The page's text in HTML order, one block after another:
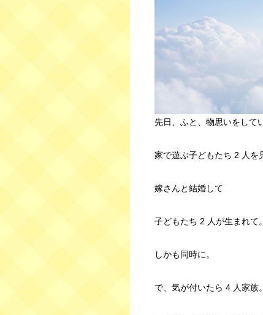
先日、ふと、物思いをして
家で遊ぶ子どもたち 2 人を
嫁さんと結婚して
子どもたち 2 人が生まれて。
しかも同時に。
で、気が付いたら 4 人家族。